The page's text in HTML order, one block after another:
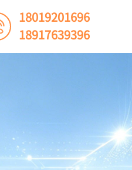
18019201696
18917639396